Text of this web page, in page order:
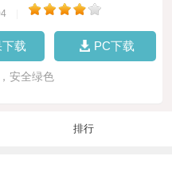
载 PC下载
安全绿色
排行